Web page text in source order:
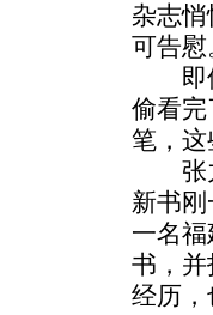
杂志
可告慰
即使
偷看完
笔，
张力
新书
一名
书，
经历